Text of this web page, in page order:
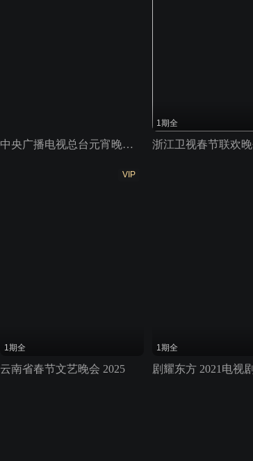
中央广播电视总台元宵晚会 2022
1期全
浙江卫视春节联欢晚
VIP
1期全
云南省春节文艺晚会 2025
1期全